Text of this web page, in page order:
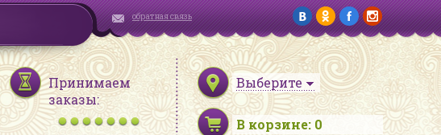
обратная связь
Принимаем
заказы:
Выберите
В корзине: 0